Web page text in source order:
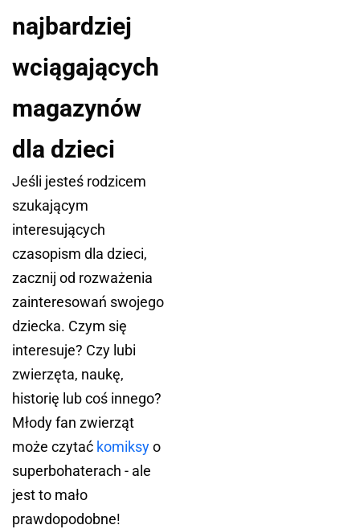
najbardziej
wciągających
magazynów
dla dzieci
Jeśli jesteś rodzicem
szukającym
interesujących
czasopism dla dzieci,
zacznij od rozważenia
zainteresowań swojego
dziecka. Czym się
interesuje? Czy lubi
zwierzęta, naukę,
historię lub coś innego?
Młody fan zwierząt
może czytać komiksyo
superbohaterach - ale
jest to mało
prawdopodobne!